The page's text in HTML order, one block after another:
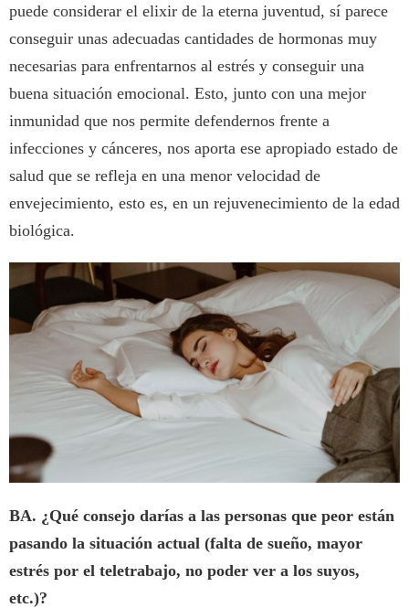
puede considerar el elixir de la eterna juventud, sí parece
conseguir unas adecuadas cantidades de hormonas muy
necesarias para enfrentarnos al estrés y conseguir una
buena situación emocional. Esto, junto con una mejor
inmunidad que nos permite defendernos frente a
infecciones y cánceres, nos aporta ese apropiado estado de
salud que se refleja en una menor velocidad de
envejecimiento, esto es, en un rejuvenecimiento de la edad
biológica.
BA. ¿Qué consejo darías a las personas que peor están
pasando la situación actual (falta de sueño, mayor
estrés por el teletrabajo, no poder ver a los suyos,
etc.)?